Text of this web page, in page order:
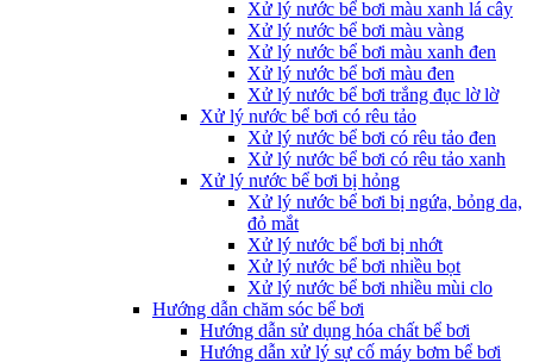
Xử lý nước bể bơi màu xanh lá cây
Xử lý nước bể bơi màu vàng
Xử lý nước bể bơi màu xanh đen
Xử lý nước bể bơi màu đen
Xử lý nước bể bơi trắng đục lờ lờ
Xử lý nước bể bơi có rêu tảo
Xử lý nước bể bơi có rêu tảo đen
Xử lý nước bể bơi có rêu tảo xanh
Xử lý nước bể bơi bị hỏng
Xử lý nước bể bơi bị ngứa, bỏng da,
đỏ mắt
Xử lý nước bể bơi bị nhớt
Xử lý nước bể bơi nhiều bọt
Xử lý nước bể bơi nhiều mùi clo
Hướng dẫn chăm sóc bể bơi
Hướng dẫn sử dụng hóa chất bể bơi
Hướng dẫn xử lý sự cố máy bơm bể bơi